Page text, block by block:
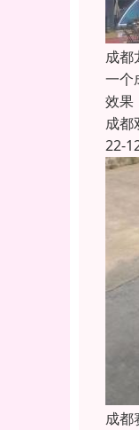
成都
一个
效果
成都
22-
成都